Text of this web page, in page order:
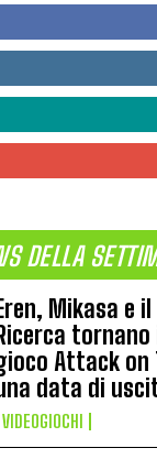
DELLA
Mikasa e
Attack on
data di
VIDEOGIOCHI